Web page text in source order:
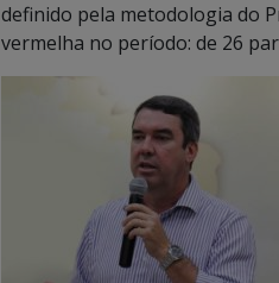
definido pela metodologia do
vermelha no período: de 26